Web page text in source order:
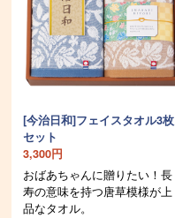
[今治日和]フェイスタオル3枚
セット
3,300円
おばあちゃんに贈りたい！長
寿の意味を持つ唐草模様が上
品なタオル。